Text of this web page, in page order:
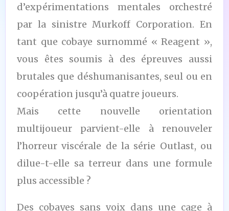
d’expérimentations mentales orchestré
par la sinistre Murkoff Corporation. En
tant que cobaye surnommé « Reagent »,
vous êtes soumis à des épreuves aussi
brutales que déshumanisantes, seul ou en
coopération jusqu’à quatre joueurs.
Mais cette nouvelle orientation
multijoueur parvient-elle à renouveler
l’horreur viscérale de la série Outlast, ou
dilue-t-elle sa terreur dans une formule
plus accessible ?
Des cobayes sans voix dans une cage à